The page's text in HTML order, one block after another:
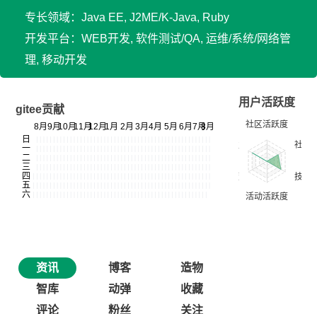
专长领域：Java EE, J2ME/K-Java, Ruby
开发平台：WEB开发, 软件测试/QA, 运维/系统/网络管
理, 移动开发
gitee贡献
用户活跃度
资讯 博客
造物
智库
动弹
收藏
评论
粉丝 关注